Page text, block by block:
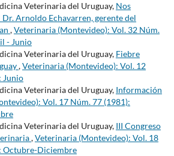
Veterinaria del Uruguay, Nos
Arnoldo Echavarren, gerente del
,Veterinaria (Montevideo): Vol. 32 Núm.
- Junio
Veterinaria del Uruguay, Fiebre
,Veterinaria (Montevideo): Vol. 12
Junio
Veterinaria del Uruguay, Información
Vol. 17 Núm. 77 (1981):
Veterinaria del Uruguay, III Congreso
,Veterinaria (Montevideo): Vol. 18
Octubre-Diciembre